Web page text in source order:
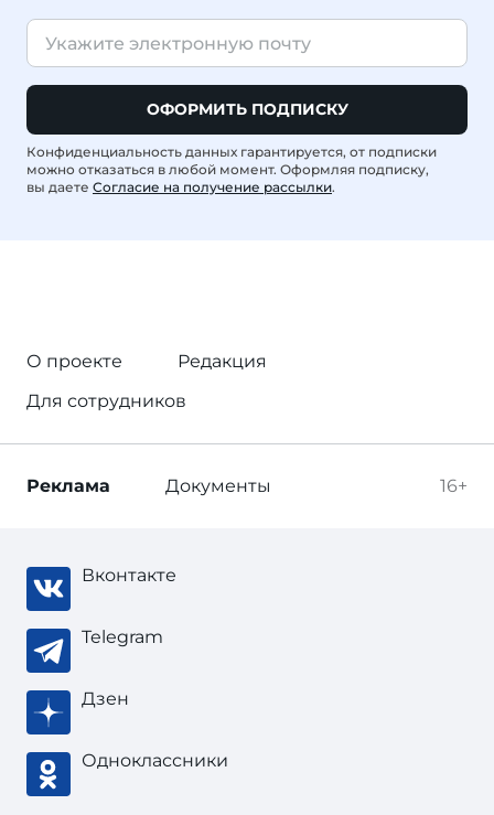
ОФОРМИТЬ ПОДПИСКУ
Конфиденциальность данных гарантируется, от подписки
можно отказаться в любой момент. Оформляя подписку,
вы даете Согласие на получение рассылки.
О проекте
Редакция
Для сотрудников
16+
Реклама Документы
Вконтакте
Telegram
Дзен
Одноклассники